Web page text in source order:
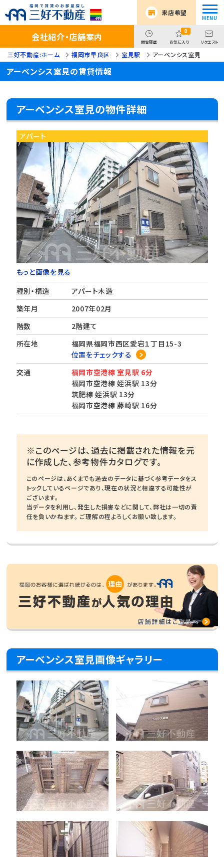
来店希望
会社紹介・店舗案内 閲覧履歴
0
お気に入り リクエスト
三好不動産:ホーム 福岡市早良区 室見駅 アーベンシス室見
アーベンシス室見の賃貸情報
アーベンシス室見の物件詳細
アパート
もっと画像を見る
種別・構造
アパート木造
築年月
2007年02月
階数
2階建て
所在地
福岡県福岡市西区愛宕１丁目15-3
位置をチェックする
交通
福岡市空港線 室見駅 6分
福岡市空港線 姪浜駅 13分
筑肥線 姪浜駅 13分
福岡市空港線 藤崎駅 16分
※このページは、過去に掲載された情報を元
に作成した、参考物件カタログです。
このページは、あくまでも過去のデータに基づく参考データをス
トックしているページであり、現在の状況と相違する可能性が
ございます。
当データを利用し、発生した損害などに関して、弊社は一切の責
任を負いかねます。 ご理解の程よろしくお願い致します。
アーベンシス室見画像ギャラリー